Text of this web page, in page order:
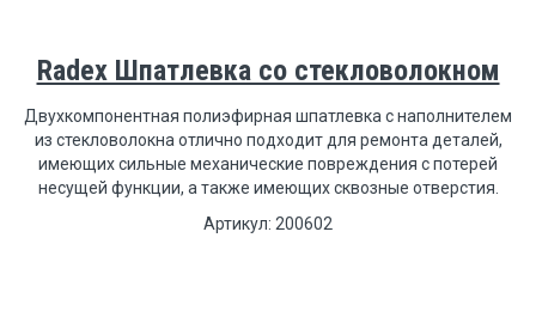
Radex Шпатлевка со стекловолокном
Двухкомпонентная полиэфирная шпатлевка с наполнителем
из стекловолокна отлично подходит для ремонта деталей,
имеющих сильные механические повреждения с потерей
несущей функции, а также имеющих сквозные отверстия.
Артикул: 200602